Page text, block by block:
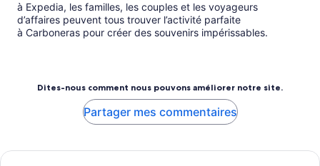
à Expedia, les familles, les couples et les voyageurs
d’affaires peuvent tous trouver l’activité parfaite
à Carboneras pour créer des souvenirs impérissables.
Dites-nous comment nous pouvons améliorer notre site.
Partager mes commentaires